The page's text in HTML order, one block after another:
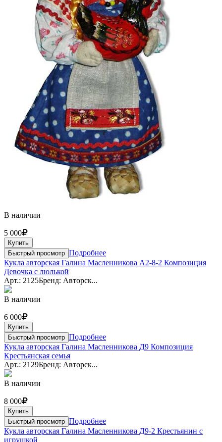
В наличии
5 000
Купить
Быстрый просмотр Подробнее
Кукла авторская Галина Масленникова А2-8-2 Композиция
Девочка с люлькой
Арт.: 2125Бренд: Авторск...
В наличии
6 000
Купить
Быстрый просмотр Подробнее
Кукла авторская Галина Масленникова Д9 Композиция
Крестьянская семья
Арт.: 2129Бренд: Авторск...
В наличии
8 000
Купить
Быстрый просмотр Подробнее
Кукла авторская Галина Масленникова Д9-2 Крестьянин с
игрушкой